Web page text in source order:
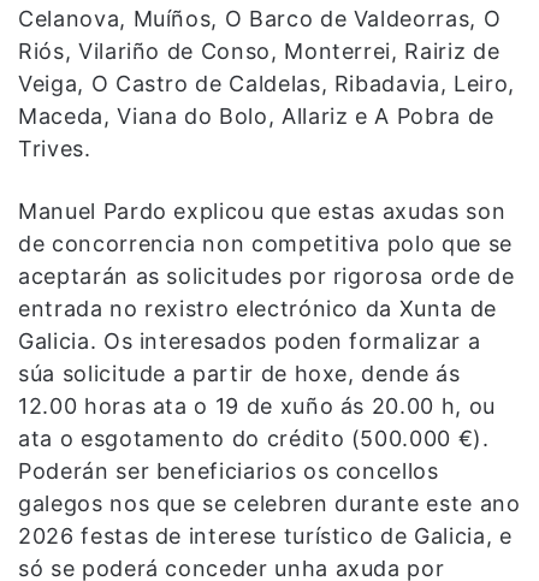
Celanova, Muíños, O Barco de Valdeorras, O
Riós, Vilariño de Conso, Monterrei, Rairiz de
Veiga, O Castro de Caldelas, Ribadavia, Leiro,
Maceda, Viana do Bolo, Allariz e A Pobra de
Trives.
Manuel Pardo explicou que estas axudas son
de concorrencia non competitiva polo que se
aceptarán as solicitudes por rigorosa orde de
entrada no rexistro electrónico da Xunta de
Galicia. Os interesados poden formalizar a
súa solicitude a partir de hoxe, dende ás
12.00 horas ata o 19 de xuño ás 20.00 h, ou
ata o esgotamento do crédito (500.000 €).
Poderán ser beneficiarios os concellos
galegos nos que se celebren durante este ano
2026 festas de interese turístico de Galicia, e
só se poderá conceder unha axuda por